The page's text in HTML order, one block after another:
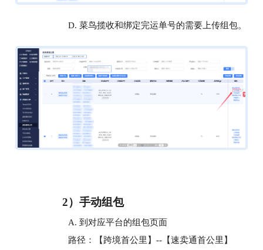
D. 菜鸟揽收和绑定完运单号的需要上传组包。
2）手动组包
A. 到对应平台的组包页面
路径：【跨境首公里】--【速卖通首公里】